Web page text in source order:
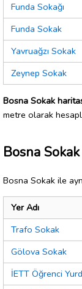
Funda Sokağı
Funda Sokak
Yavruağzı Sokak
Zeynep Sokak
Bosna Sokak
metre olarak
Bosna
Bosna Sokak ile
Yer Adı
Trafo Sokak
Gölova Sokak
İETT Öğrenci